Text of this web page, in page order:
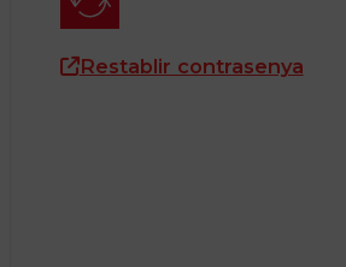
Restablir contrasenya